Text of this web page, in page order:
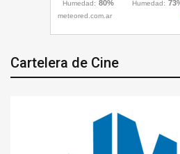
Cartelera de Cine